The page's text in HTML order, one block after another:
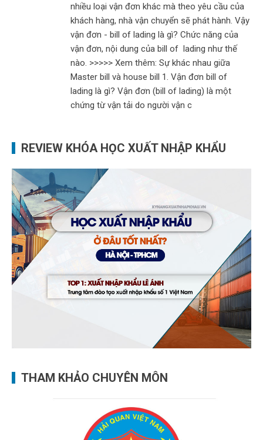
nhiều loại vận đơn khác mà theo yêu cầu của
khách hàng, nhà vận chuyển sẽ phát hành. Vậy
vận đơn - bill of lading là gì? Chức năng của
vận đơn, nội dung của bill of lading như thế
nào. >>>>> Xem thêm: Sự khác nhau giữa
Master bill và house bill 1. Vận đơn bill of
lading là gì? Vận đơn (bill of lading) là một
chứng từ vận tải do người vận c
REVIEW KHÓA HỌC XUẤT NHẬP KHẨU
THAM KHẢO CHUYÊN MÔN